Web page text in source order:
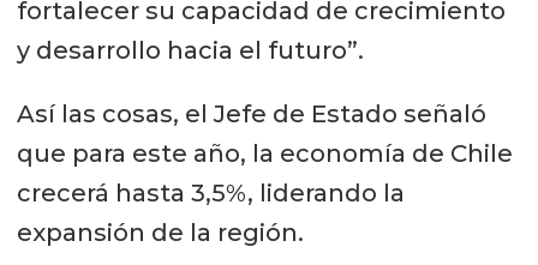
fortalecer su capacidad de crecimiento
y desarrollo hacia el futuro”.
Así las cosas, el Jefe de Estado señaló
que para este año, la economía de Chile
crecerá hasta 3,5%, liderando la
expansión de la región.